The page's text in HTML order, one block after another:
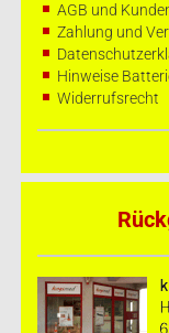
AGB und
Zahlung und
Hinweise
Widerrufsrecht